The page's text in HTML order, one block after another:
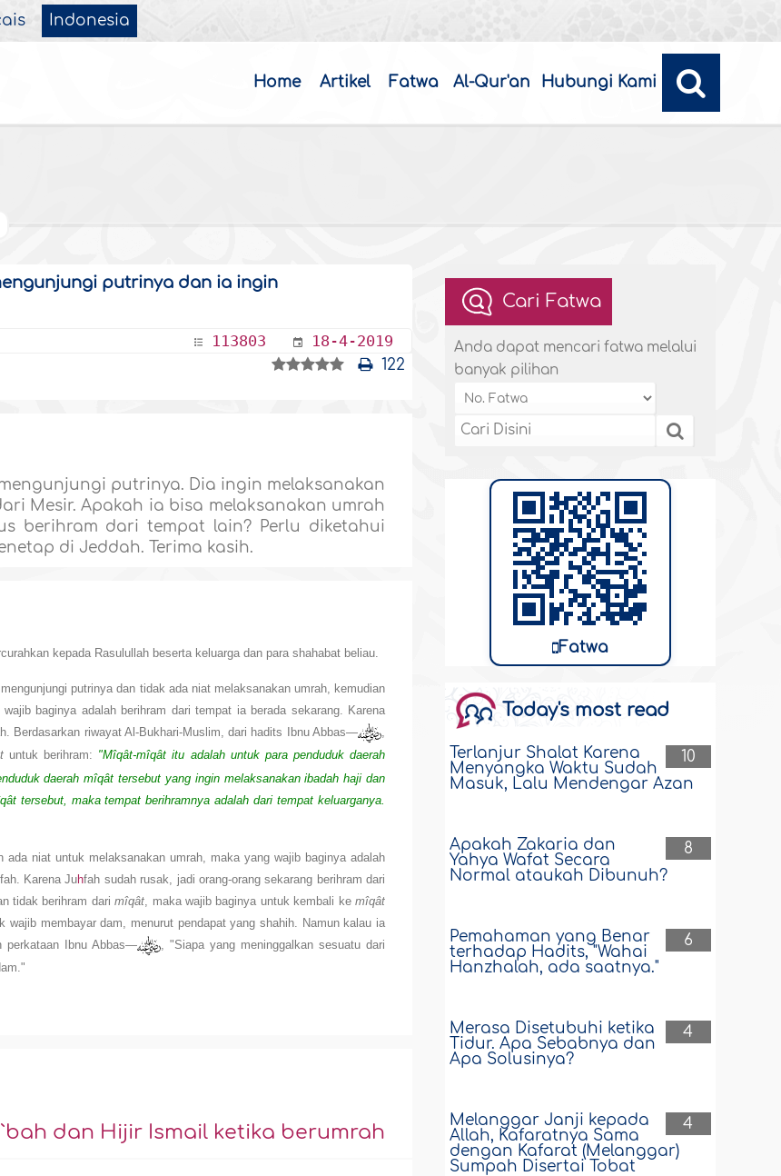
Indonesia
Home Artikel Fatwa Al-Qur'an Hubungi Kami
putrinya dan ia ingin
113803 18-4-2019
122
putrinya. Dia ingin melaksanakan
Mesir. Apakah ia bisa melaksanakan umrah
berihram dari tempat lain? Perlu diketahui
di Jeddah. Terima kasih.
kepada Rasulullah beserta keluarga dan para shahabat beliau.
putrinya dan tidak ada niat melaksanakan umrah, kemudian
baginya adalah berihram dari tempat ia berada sekarang. Karena
Berdasarkan riwayat Al-Bukhari-Muslim, dari hadits Ibnu Abbas—
,
untuk berihram: "Mîqât-mîqât itu adalah untuk para penduduk daerah
daerah mîqât tersebut yang ingin melaksanakan ibadah haji dan
tersebut, maka tempat berihramnya adalah dari tempat keluarganya.
niat untuk melaksanakan umrah, maka yang wajib baginya adalah
fah. Karena Juhfah sudah rusak, jadi orang-orang sekarang berihram dari
tidak berihram darimîqât , maka wajib baginya untuk kembali kemîqât
membayar dam, menurut pendapat yang shahih. Namun kalau ia
perkataan Ibnu Abbas—
, "Siapa yang meninggalkan sesuatu dari
dan Hijir Ismail ketika berumrah
Cari Fatwa
Anda dapat mencari fatwa melalui
banyak pilihan
Fatwa
Today's most read
10
Terlanjur Shalat Karena
Menyangka Waktu Sudah
Masuk, Lalu Mendengar Azan
8
Apakah Zakaria dan
Yahya Wafat Secara
Normal ataukah Dibunuh?
6
Pemahaman yang Benar
terhadap Hadits, "Wahai
Hanzhalah, ada saatnya."
4
Merasa Disetubuhi ketika
Tidur. Apa Sebabnya dan
Apa Solusinya?
4
Melanggar Janji kepada
Allah, Kafaratnya Sama
dengan Kafarat (Melanggar)
Sumpah Disertai Tobat